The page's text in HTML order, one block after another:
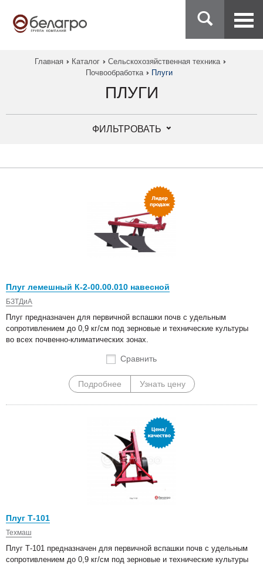
Главная Каталог
Сельскохозяйственная техника
Почвообработка
Плуги
ПЛУГИ
ФИЛЬТРОВАТЬ
Плуг лемешный К-2-00.00.010 навесной
БЗТДиА
Плуг предназначен для первичной вспашки почв с удельным
сопротивлением до 0,9 кг/см под зерновые и технические культуры
во всех почвенно-климатических зонах.
Сравнить
Подробнее Узнать цену
Плуг Т-101
Техмаш
Плуг Т-101 предназначен для первичной вспашки почв с удельным
сопротивлением до 0,9 кг/см под зерновые и технические культуры